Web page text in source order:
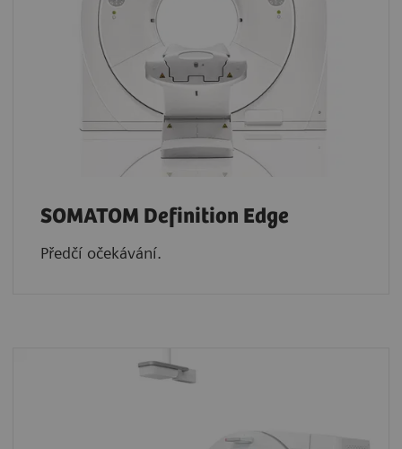
SOMATOM Definition Edge
Předčí očekávání.